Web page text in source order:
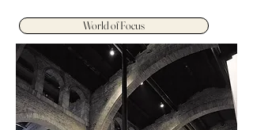
World of Focus